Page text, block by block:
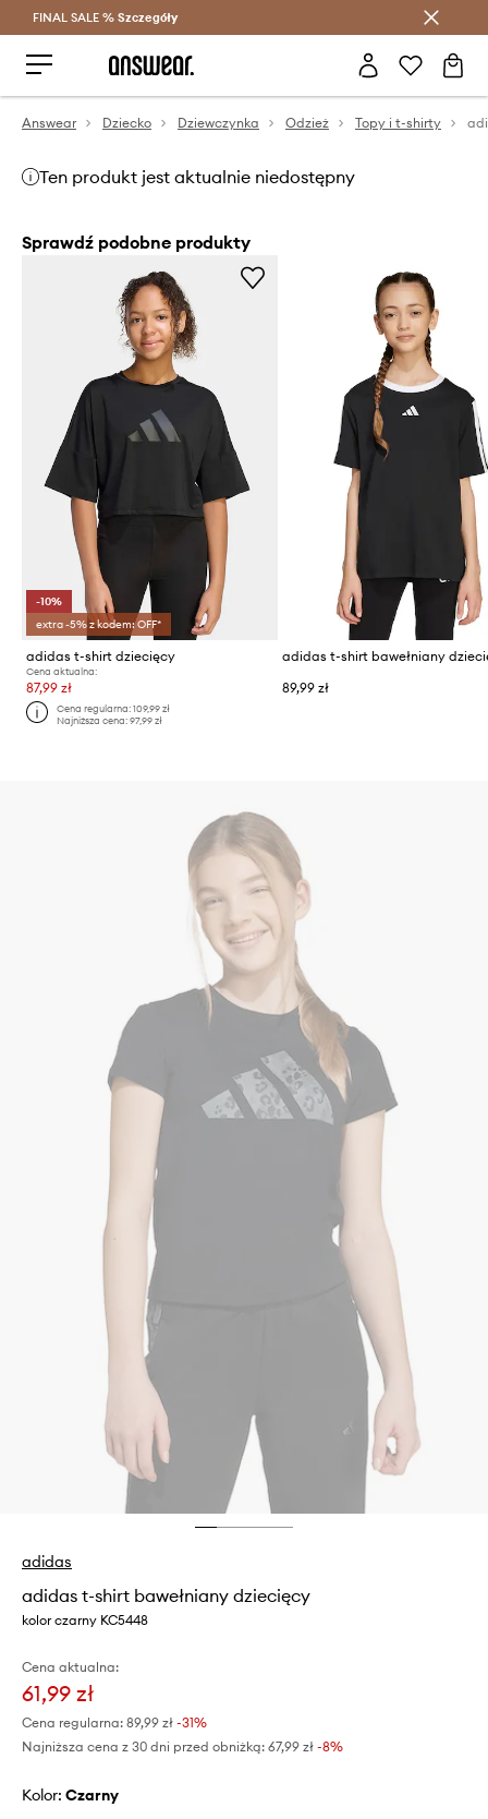
Oszczędzaj z Answear Club >
FINAL SALE % Szczegóły
Answear Dziecko Dziewczynka Odzież Topy i t-shirty
Ten produkt jest aktualnie niedostępny
Sprawdź podobne produkty
-10%
extra -5% z kodem: OFF*
adidas t-shirt dziecięcy
Cena aktualna:
87,99 zł
Cena regularna:109,99 zł
Najniższa cena:97,99 zł
adidas t-shirt bawełniany
89,99 zł
adidas
adidas t-shirt bawełniany dziecięcy
kolor czarny KC5448
Cena aktualna:
61,99 zł
Cena regularna: 89,99 zł -31%
Najniższa cena z 30 dni przed obniżką: 67,99 zł -8%
Kolor: czarny